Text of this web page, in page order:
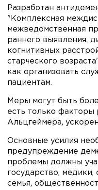
Разработан
"Комплексная
межведомственная
раннего выявления,
когнитивных
старческого
как организовать
пациентам.
Меры могут быть
есть только факторы
Альцгеймера,
Основные усилия
предупреждение
проблемы должны
государство,
семья,